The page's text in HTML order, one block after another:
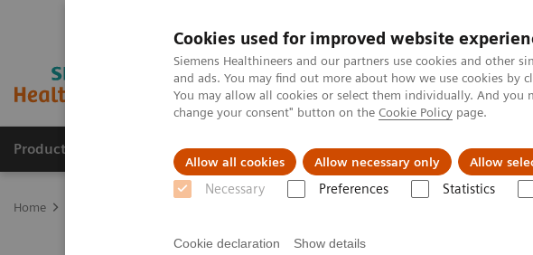
Cookies used for improved website
Siemens Healthineers and our partners use cookies and other
and ads. You may find out more about how we use cookies by
You may allow all cookies or select them individually. And you
change your consent" button on the Cookie Policy page.
Allow all cookies Allow necessary only Allow
Necessary Preferences Statistics
Cookie declaration Show details
Productos y servicios Especialidades clínicas Retos y
Home